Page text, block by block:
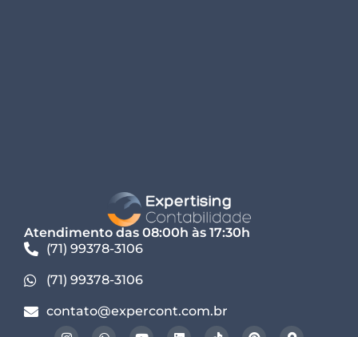
Atendimento das 08:00h às 17:30h
(71) 99378-3106
(71) 99378-3106
contato@expercont.com.br